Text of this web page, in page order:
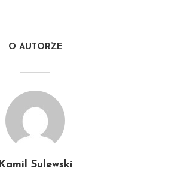
O AUTORZE
Kamil Sulewski